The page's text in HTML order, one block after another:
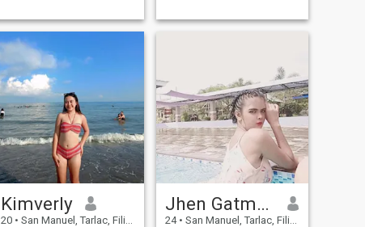
Kimverly
20 • San Manuel, Tarlac, Filippinene
Jhen Gatmaitan
24 • San Manuel, Tarlac, Filippinene